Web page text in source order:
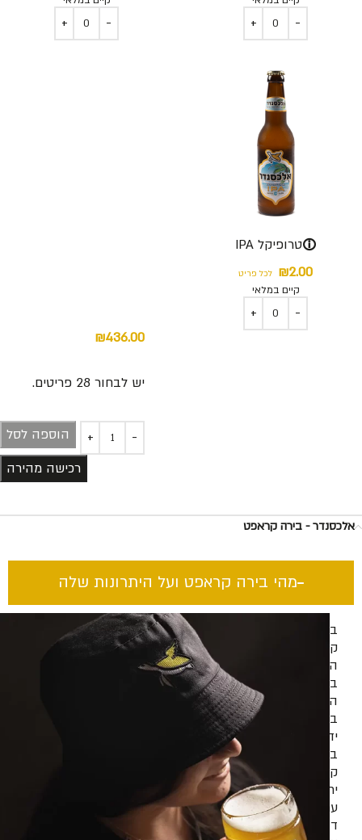
טרופיקל IPAⓘ
₪2.00 לכל פריט
קיים במלאי
₪436.00
יש לבחור ⁦28⁩ פריטים.⁦⁩
הוספה לסל
רכישה מהירה
אלכסנדר - בירה קראפט
מהי בירה קראפט ועל היתרונות שלה​
בירה
קראפט
היא
בירה
המיוצרת
בעבודת
יד
בכמויות
קטנות
יחסית,
עם
דגש